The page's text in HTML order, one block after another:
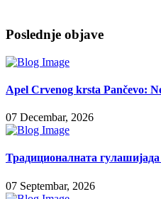
Poslednje objave
Apel Crvenog krsta Pančevo:
07 Decembar, 2026
Традиционалната
07 Septembar, 2026